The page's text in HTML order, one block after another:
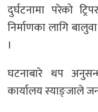
दुर्घटनामा परेको
निर्माणका लागि
।
घटनाबारे थप
कार्यालय स्याङ्जाले